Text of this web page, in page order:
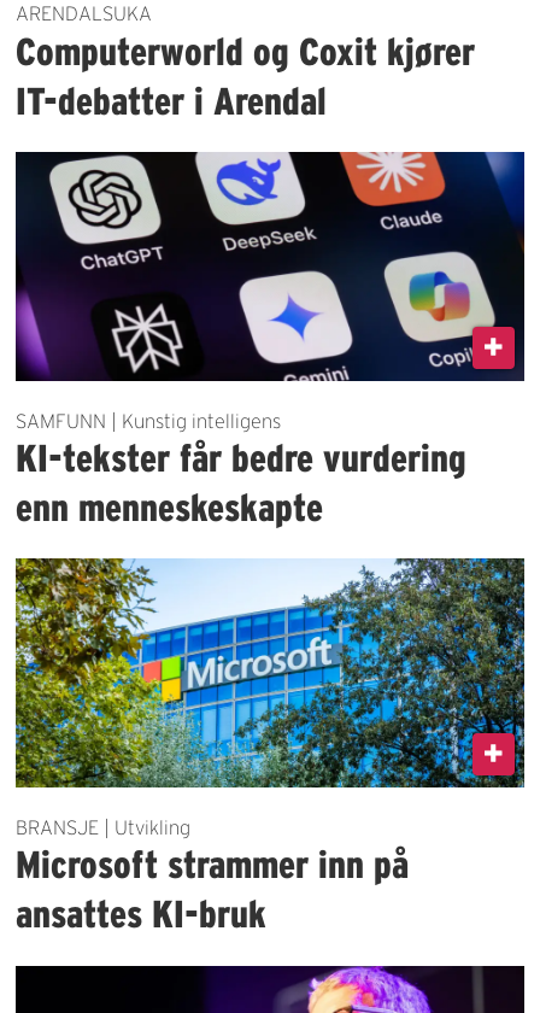
ARENDALSUKA
Computerworld og Coxit kjører
IT-debatter i Arendal
SAMFUNN | Kunstig intelligens
KI-tekster får bedre vurdering
enn menneskeskapte
BRANSJE | Utvikling
Microsoft strammer inn på
ansattes KI-bruk